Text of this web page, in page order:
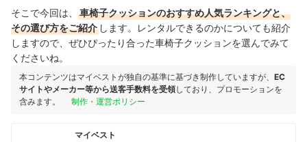
そこで今回は、
車椅子クッションのおすすめ人気ランキングと、
その選び方をご紹介 します。レンタルできるのかについても紹介
しますので、ぜひぴったり合った車椅子クッションを選んでみて
くださいね。
本コンテンツはマイベストが独自の基準に基づき制作していますが、 EC
サイトやメーカー等から送客手数料を受領しており、プロモーションを
含みます。
制作・運営ポリシー
マイベスト